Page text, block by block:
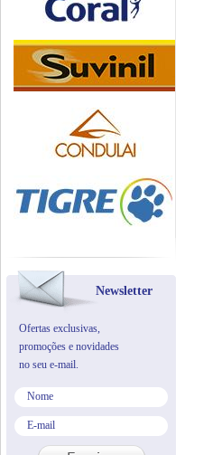
Newsletter
Ofertas exclusivas,
promoções e novidades
no seu e-mail.